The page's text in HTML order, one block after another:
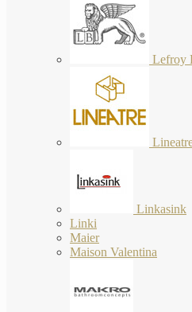
Lefroy
Linkasink
Linki
Maier
Maison Valentina